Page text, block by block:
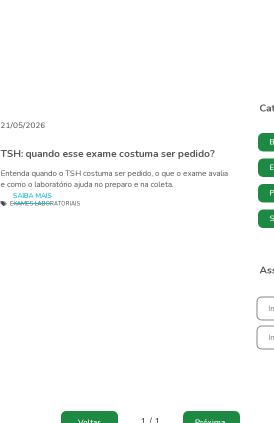
21/05/2026
TSH: quando esse exame costuma ser pedido?
Entenda quando o TSH costuma ser pedido, o que o exame avalia
e como o laboratório ajuda no preparo e na coleta.
EXAMES LABORATORIAIS